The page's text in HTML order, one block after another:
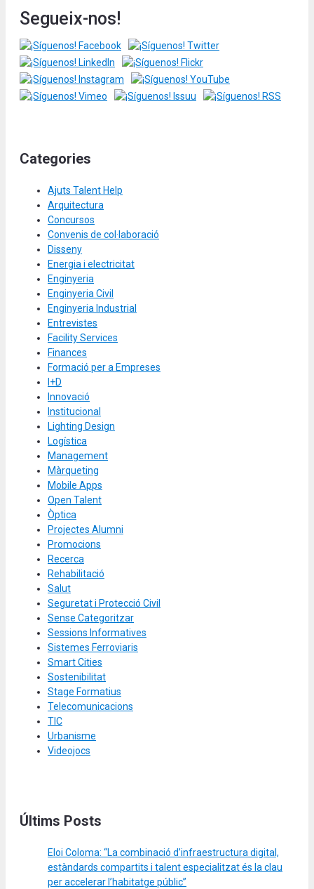
Segueix-nos!
Categories
Ajuts Talent Help
Arquitectura
Concursos
Convenis de col·laboració
Disseny
Energia i electricitat
Enginyeria
Enginyeria Civil
Enginyeria Industrial
Entrevistes
Facility Services
Finances
Formació per a Empreses
I+D
Innovació
Institucional
Lighting Design
Logística
Management
Màrqueting
Mobile Apps
Open Talent
Òptica
Projectes Alumni
Promocions
Recerca
Rehabilitació
Salut
Seguretat i Protecció Civil
Sense Categoritzar
Sessions Informatives
Sistemes Ferroviaris
Smart Cities
Sostenibilitat
Stage Formatius
Telecomunicacions
TIC
Urbanisme
Videojocs
Últims Posts
Eloi Coloma: “La combinació d’infraestructura digital,
estàndards compartits i talent especialitzat és la clau
per accelerar l’habitatge públic”